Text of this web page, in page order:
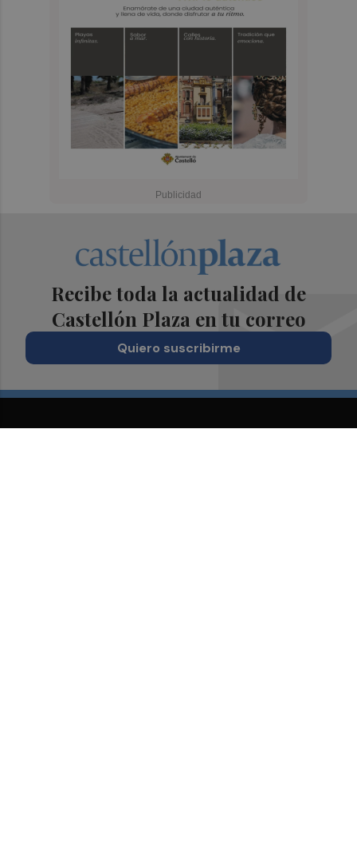
Recibe toda la actualidad de
Castellón Plaza en tu correo
Quiero suscribirme